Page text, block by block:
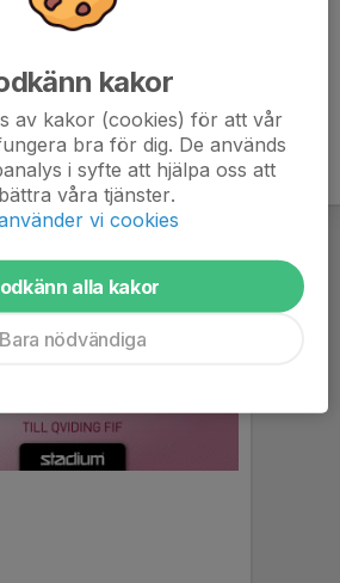
kakor
av kakor (cookies) för att vår
bra för dig. De används
i syfte att hjälpa oss att
våra tjänster.
vi cookies
alla kakor
Bara nödvändiga